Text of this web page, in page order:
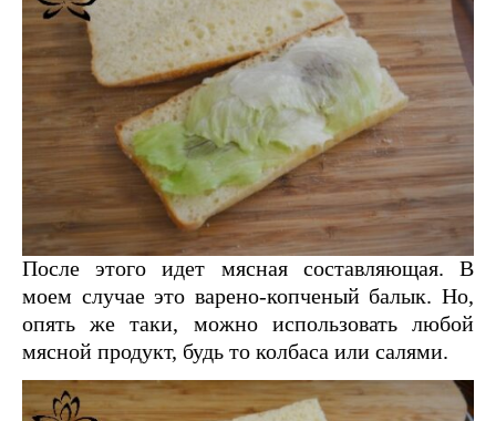
После этого идет мясная составляющая. В
моем случае это варено-копченый балык. Но,
опять же таки, можно использовать любой
мясной продукт, будь то колбаса или салями.